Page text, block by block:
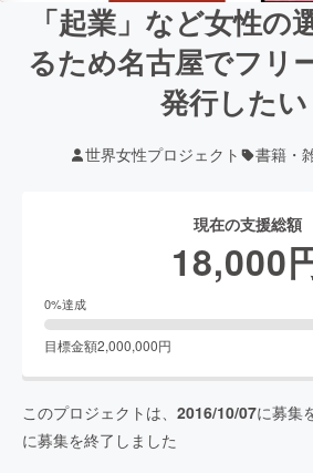
「起業」など女性の
るため名古屋でフリ
発行したい
世界女性プロジェクト 書籍・
現在の支援総額
18,000
0%達成
目標金額2,000,000円
このプロジェクトは、 2016/10/07に募集
に募集を終了しました